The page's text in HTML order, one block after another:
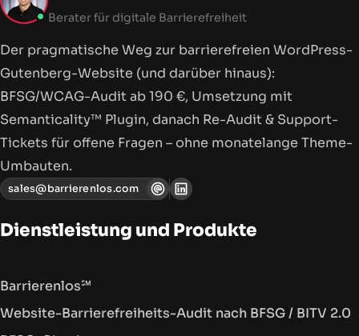
Berater für digitale Barrierefreiheit
Der pragmatische Weg zur barriere­freien WordPress-
Gutenberg-Website (und darüber hinaus):
BFSG/WCAG-Audit ab 190 €, Umsetzung mit
Semanticality™ Plugin, danach Re-Audit & Support-
Tickets für offene Fragen – ohne monatelange Theme-
Umbauten.
sales@barrierenlos.com
Dienstleistung und Produkte
Barrierenlos℠
Website-Barrierefreiheits-Audit nach BFSG / BITV 2.0